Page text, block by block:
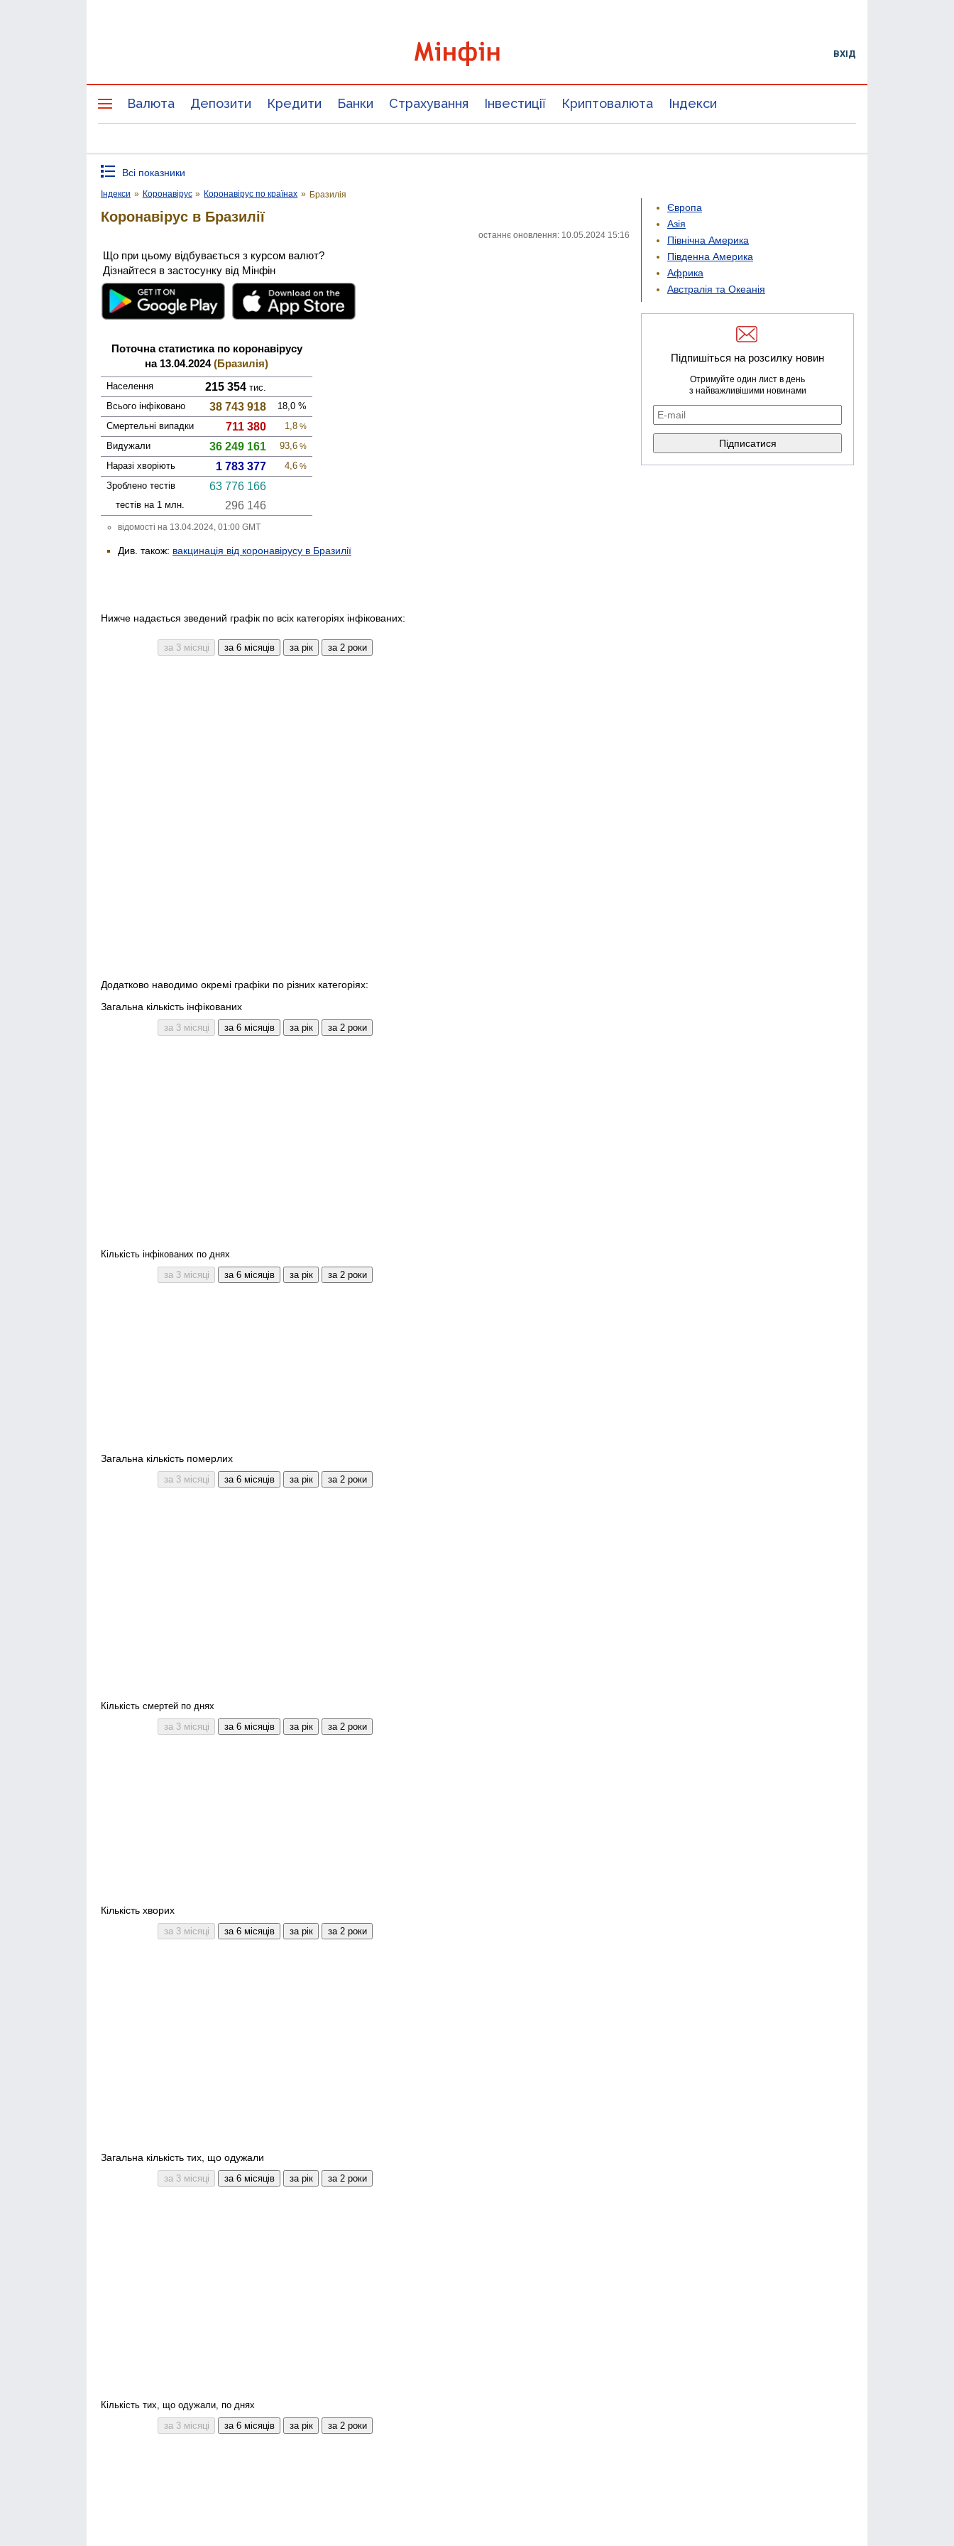
ВХІД
Валюта Депозити Кредити Банки Страхування Інвестиції Криптовалюта Індекси
Всі показники
Індекси » Коронавірус » Коронавірус по країнах » Бразилія
Коронавірус в Бразилії
останнє оновлення: 10.05.2024 15:16
Що при цьому відбувається з курсом валют?
Дізнайтеся в застосунку від Мінфін
Поточна статистика по коронавірусу
на 13.04.2024(Бразилія)
Населення 215 354 тис.
Всього інфі­ковано
38 743 918 18,0 %
Смер­тельні випадки
711 380 1,8 %
Виду­жали 36 249 161 93,6 %
Наразі хворіють 1 783 377 4,6 %
Зроблено тестів 63 776 166
тестів на 1 млн. 296 146
відомості на 13.04.2024, 01:00 GMT
Див. також: вакцинація від коронавірусу в Бразилії
Нижче надається зведений графік по всіх категоріях інфікованих:
Додатково наводимо окремі графіки по різних категоріях:
Загальна кількість інфікованих
Кількість інфікованих по днях
Загальна кількість померлих
Кількість смертей по днях
Кількість хворих
Загальна кількість тих, що одужали
Кількість тих, що одужали, по днях
Європа
Азія
Північна Америка
Південна Америка
Африка
Австралія та Океанія
Підпишіться на розсилку новин
Отримуйте один лист в день
з найважливішими новинами